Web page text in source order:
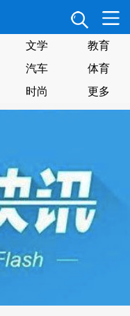
文学
教育
汽车
体育
时尚 更多